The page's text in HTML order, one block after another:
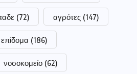
(72) αγρότες (147)
επίδομα (186)
νοσοκομείο (62)